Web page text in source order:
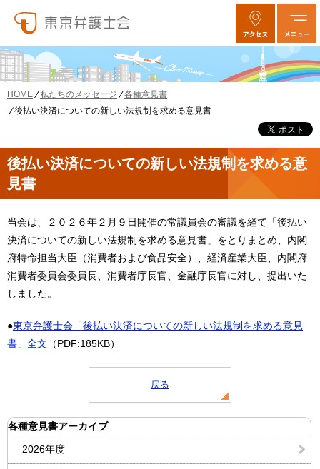
HOME 私たちのメッセージ
各種意見書
後払い決済についての新しい法規制を求める意見書
後払い決済についての新しい法規制を求める意
見書
当会は、２０２６年２月９日開催の常議員会の審議を経て「後払い
決済についての新しい法規制を求める意見書」をとりまとめ、内閣
府特命担当大臣（消費者および食品安全）、経済産業大臣、内閣府
消費者委員会委員長、消費者庁長官、金融庁長官に対し、提出いた
しました。
●東京弁護士会「後払い決済についての新しい法規制を求める意見
書」全文 （PDF:185KB）
戻る
各種意見書アーカイブ
2026年度